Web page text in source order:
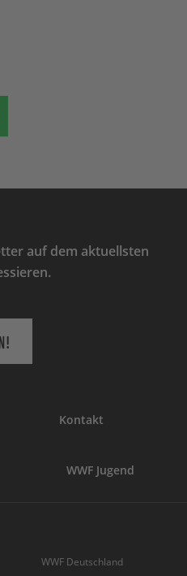
auf Bluesky
auf dem aktuellsten
Kontakt
WWF Jugend
WWF Deutschland